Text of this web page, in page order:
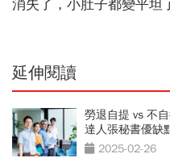
延伸閱讀
勞退自提 vs 不
達人張秘書優缺
2025-02-26